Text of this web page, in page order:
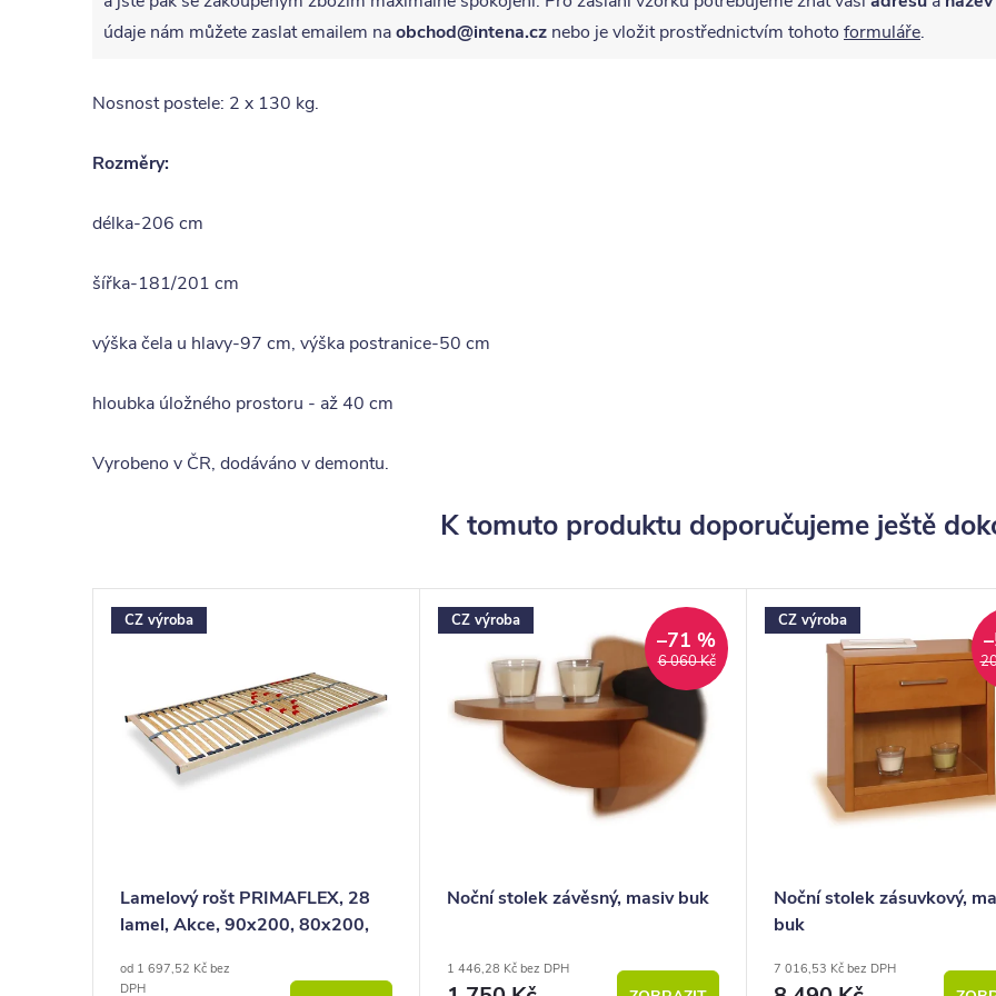
údaje nám můžete zaslat emailem naobchod@intena.cz nebo je vložit prostřednictvím tohoto formuláře.
Nosnost postele: 2 x 130 kg.
Rozměry:
délka-206 cm
šířka-181/201 cm
výška čela u hlavy-97 cm, výška postranice-50 cm
hloubka úložného prostoru - až 40 cm
Vyrobeno v ČR, dodáváno v demontu.
K tomuto produktu doporučujeme ještě
CZ výroba
Lamelový rošt PRIMAFLEX, 28
lamel, Akce, 90x200, 80x200,
od 1 697,52 Kč bez
DPH
CZ výroba
6 060 Kč
–71 %
Noční stolek závěsný, masiv buk
1 446,28 Kč bez DPH
CZ výroba
Noční stolek zásuvkový,
buk
7 016,53 Kč bez DPH